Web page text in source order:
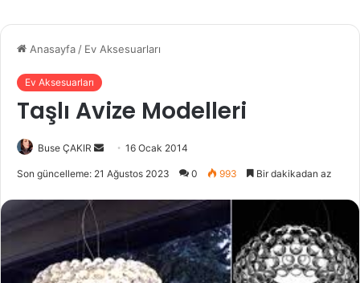
Anasayfa / Ev Aksesuarları
Ev Aksesuarları
Taşlı Avize Modelleri
Buse ÇAKIR
o
16 Ocak 2014
Son güncelleme: 21 Ağustos 2023 0 993 Bir dakikadan az